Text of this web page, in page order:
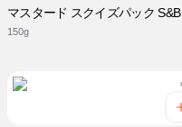
マスタード スクイズパック S&B
150g